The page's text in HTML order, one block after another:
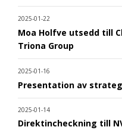
2025-01-22
Moa Holfve utsedd till
Triona Group
2025-01-16
Presentation av
2025-01-14
Direktincheckning till